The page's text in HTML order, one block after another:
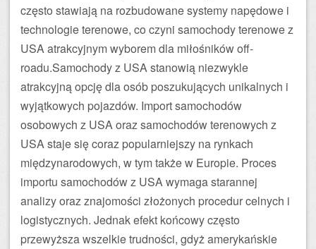
często stawiają na rozbudowane systemy napędowe i
technologie terenowe, co czyni samochody terenowe z
USA atrakcyjnym wyborem dla miłośników off-
roadu.Samochody z USA stanowią niezwykle
atrakcyjną opcję dla osób poszukujących unikalnych i
wyjątkowych pojazdów. Import samochodów
osobowych z USA oraz samochodów terenowych z
USA staje się coraz popularniejszy na rynkach
międzynarodowych, w tym także w Europie. Proces
importu samochodów z USA wymaga starannej
analizy oraz znajomości złożonych procedur celnych i
logistycznych. Jednak efekt końcowy często
przewyższa wszelkie trudności, gdyż amerykańskie